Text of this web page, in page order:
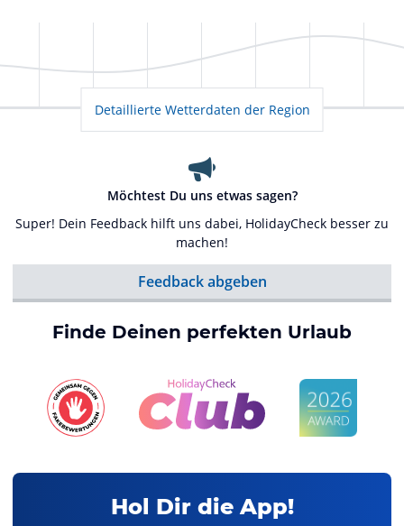
Detaillierte Wetterdaten der Region
Möchtest Du uns etwas sagen?
Super! Dein Feedback hilft uns dabei, HolidayCheck besser zu
machen!
Feedback abgeben
Finde Deinen perfekten Urlaub
Hol Dir die App!